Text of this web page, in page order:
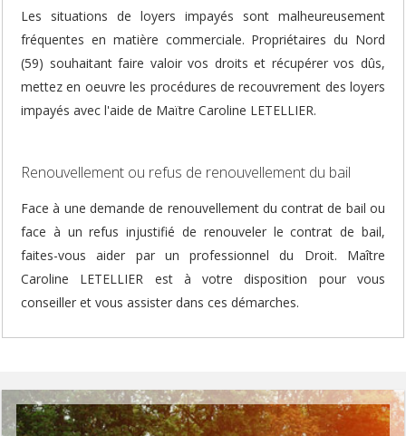
Les situations de loyers impayés sont malheureusement
fréquentes en matière commerciale. Propriétaires du Nord
(59) souhaitant faire valoir vos droits et récupérer vos dûs,
mettez en oeuvre les procédures de recouvrement des loyers
impayés avec l'aide de Maïtre Caroline LETELLIER.
Renouvellement ou refus de renouvellement du bail
Face à une demande de renouvellement du contrat de bail ou
face à un refus injustifié de renouveler le contrat de bail,
faites-vous aider par un professionnel du Droit. Maître
Caroline LETELLIER est à votre disposition pour vous
conseiller et vous assister dans ces démarches.